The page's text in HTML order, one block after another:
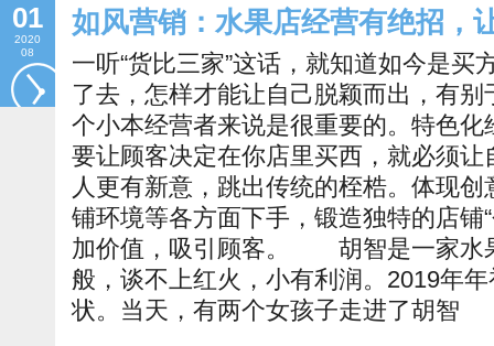
01
2020
08
如风营销：水果店经营有绝招，
一听“货比三家”这话，就知道如今是买
了去，怎样才能让自己脱颖而出，有
个小本经营者来说是很重要的。特色
要让顾客决定在你店里买西，就必须
人更有新意，跳出传统的桎梏。体现
铺环境等各方面下手，锻造独特的店铺
加价值，吸引顾客。 胡智是一家水
般，谈不上红火，小有利润。2019年
状。当天，有两个女孩子走进了胡智